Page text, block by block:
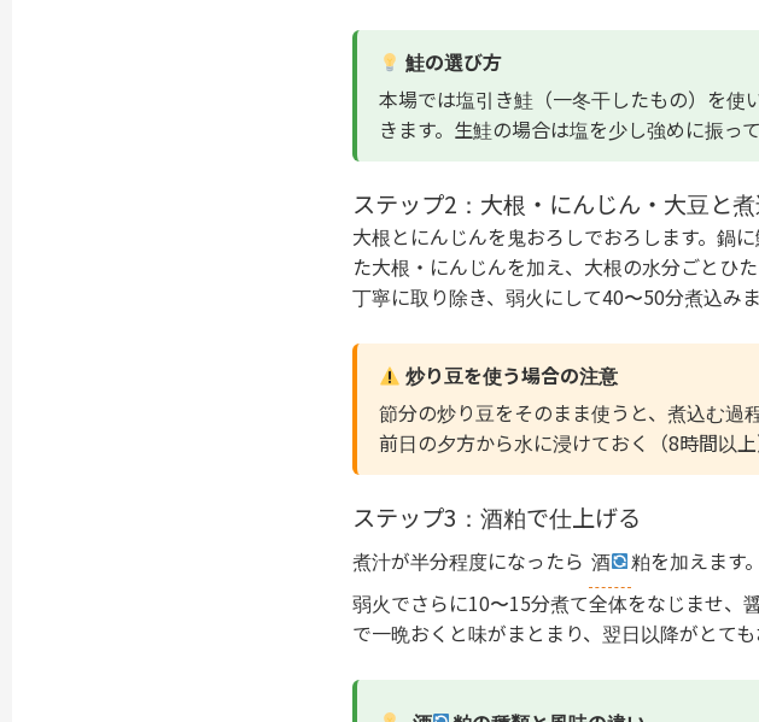
鮭の選び方
本場では塩引き鮭（一冬干したもの）を使
きます。生鮭の場合は塩を少し強めに振っ
ステップ2：大根・にんじん・大豆と
大根とにんじんを鬼おろしでおろします。鍋
た大根・にんじんを加え、大根の水分ごとひ
丁寧に取り除き、弱火にして40〜50分煮込みま
炒り豆を使う場合の注意
節分の炒り豆をそのまま使うと、煮込む過
前日の夕方から水に浸けておく（8時間以
ステップ3：酒粕で仕上げる
煮汁が半分程度になったら 酒
粕を加えます
弱火でさらに10〜15分煮て全体をなじませ、
で一晩おくと味がまとまり、翌日以降がとても